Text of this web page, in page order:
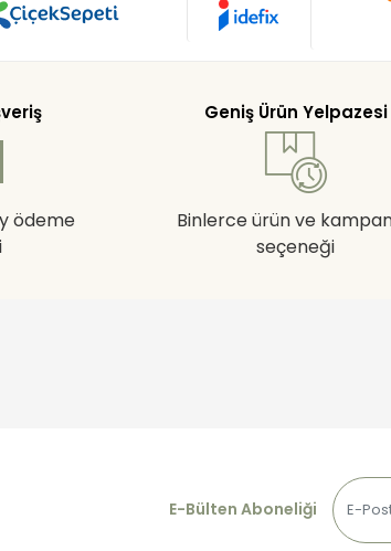
ödeme
Geniş Ürün Yelpazesi
Binlerce ürün ve
seçeneği
E-Bülten Aboneliği